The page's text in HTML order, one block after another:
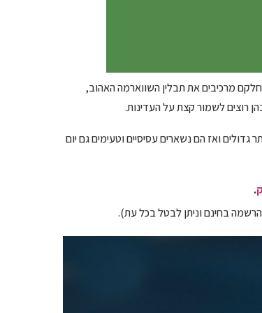
מרכיבים את תבלין השווארמה האהוב,
רוצים לשמור קצת על העדינות.
ואז הם נשארים עסיסיים וטעימים גם יום
.
בחינם וניתן לבטל בכל עת).